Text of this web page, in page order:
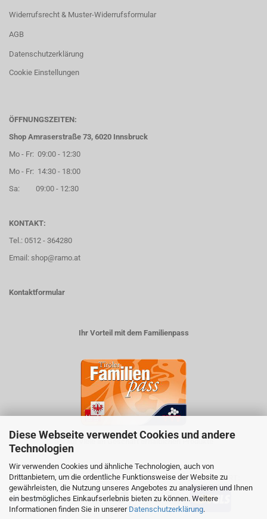
Diese Webseite verwendet Cookies und andere
Technologien
Wir verwenden Cookies und ähnliche Technologien, auch von
Drittanbietern, um die ordentliche Funktionsweise der Website zu
gewährleisten, die Nutzung unseres Angebotes zu analysieren und Ihnen
ein bestmögliches Einkaufserlebnis bieten zu können. Weitere
Informationen finden Sie in unserer Datenschutzerklärung.
Widerrufsrecht & Muster-Widerrufsformular
AGB
Datenschutzerklärung
Cookie Einstellungen
ÖFFNUNGSZEITEN:
Shop Amraserstraße 73, 6020 Innsbruck
Mo - Fr: 09:00 - 12:30
Mo - Fr: 14:30 - 18:00
Sa: 09:00 - 12:30
KONTAKT:
Tel.: 0512 - 364280
Email: shop@ramo.at
Kontaktformular
Ihr Vorteil mit dem Familienpass
5% auf viele im Geschäft erhältlichen Produkte
ZAHLUNGSARTEN VERSANDART: